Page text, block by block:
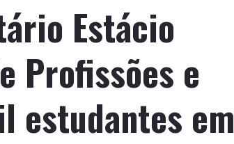
Estácio
Profissões e
estudantes em